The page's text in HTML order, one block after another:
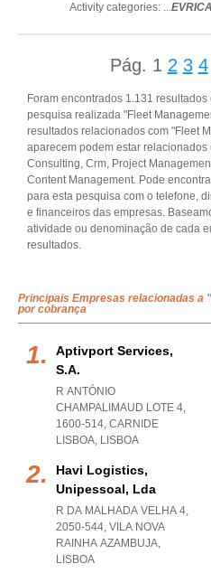
Activity categories: ...
Pág. 1 2 3 4
Foram encontrados 1.131
pesquisa realizada "Fleet
resultados relacionados com "Fleet
aparecem podem estar
Consulting, Crm, Project
Content Management. Pode
para esta pesquisa com o telefone,
e financeiros das empresas.
atividade ou denominação de cada
resultados.
Principais Empresas relacionadas a
por cobrança
Aptivport Services,
S.a.
R ANTÓNIO
CHAMPALIMAUD LOTE 4,
1600-514, CARNIDE
LISBOA, LISBOA
Havi Logistics,
Unipessoal, Lda
R DA MALHADA VELHA 4,
2050-544, VILA NOVA
RAINHA AZAMBUJA,
LISBOA